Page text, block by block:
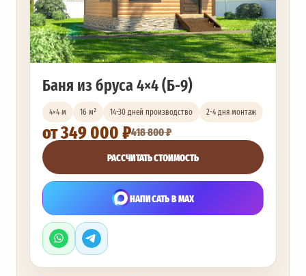
Баня из бруса 4×4 (Б-9)
4×4 м 16 м² 14-30 дней производство 2-4 дня монтаж
от 349 000 ₽418 800 ₽
РАССЧИТАТЬ СТОИМОСТЬ
НАПИСАТЬ В MAX